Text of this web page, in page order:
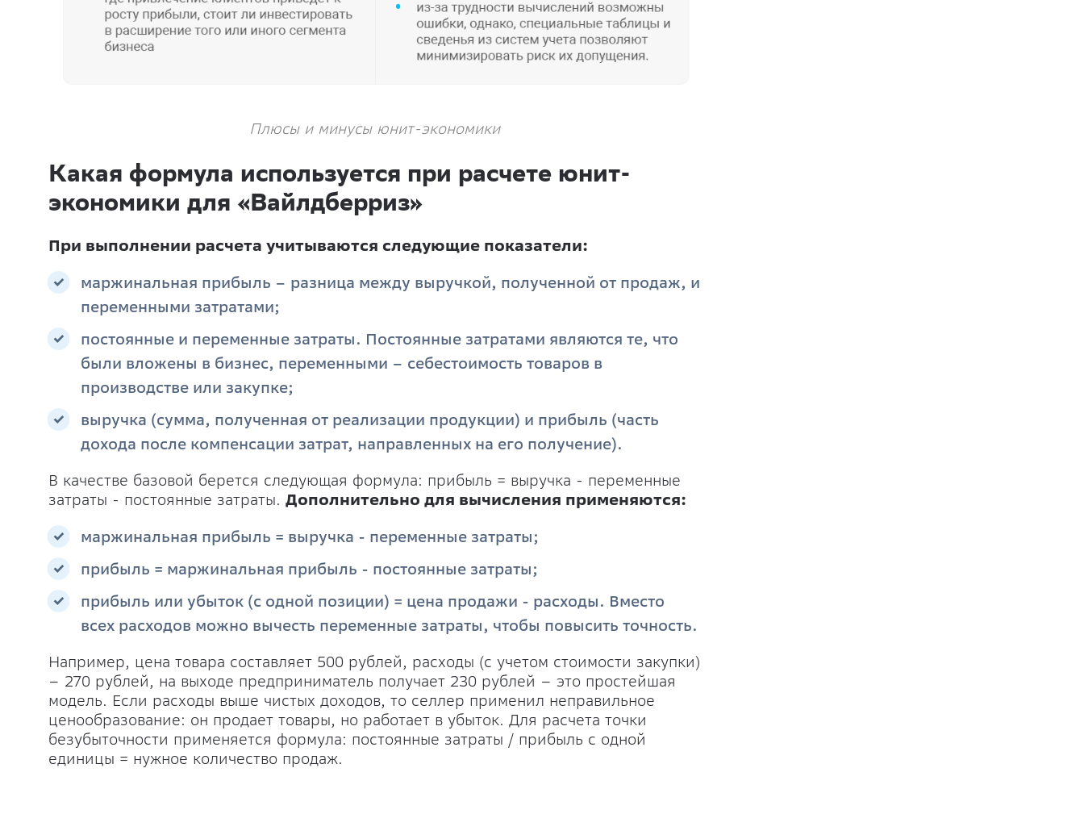
Плюсы и минусы юнит-экономики
Какая формула используется при расчете юнит-
экономики для «Вайлдберриз»
При выполнении расчета учитываются следующие показатели:
маржинальная прибыль – разница между выручкой, полученной от продаж, и
переменными затратами;
постоянные и переменные затраты. Постоянные затратами являются те, что
были вложены в бизнес, переменными – себестоимость товаров в
производстве или закупке;
выручка (сумма, полученная от реализации продукции) и прибыль (часть
дохода после компенсации затрат, направленных на его получение).
В качестве базовой берется следующая формула: прибыль = выручка - переменные
затраты - постоянные затраты. Дополнительно для вычисления применяются:
маржинальная прибыль = выручка - переменные затраты;
прибыль = маржинальная прибыль - постоянные затраты;
прибыль или убыток (с одной позиции) = цена продажи - расходы. Вместо
всех расходов можно вычесть переменные затраты, чтобы повысить точность.
Например, цена товара составляет 500 рублей, расходы (с учетом стоимости закупки)
– 270 рублей, на выходе предприниматель получает 230 рублей – это простейшая
модель. Если расходы выше чистых доходов, то селлер применил неправильное
ценообразование: он продает товары, но работает в убыток. Для расчета точки
безубыточности применяется формула: постоянные затраты / прибыль с одной
единицы = нужное количество продаж.